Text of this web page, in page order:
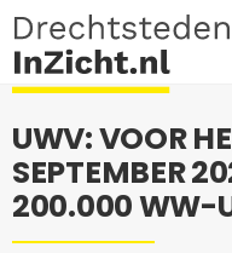
UWV: VOOR
SEPTEMBER
200.000 WW-